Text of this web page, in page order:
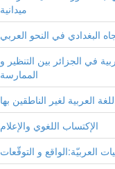
ميدانية
البغدادي في النحو العربي
في الجزائر بين التنظير و
الممارسة
العربية لغير الناطقين بها
الإكتساب اللغوي والإعلام